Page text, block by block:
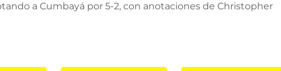
a Cumbayá por 5-2, con anotaciones de Christopher